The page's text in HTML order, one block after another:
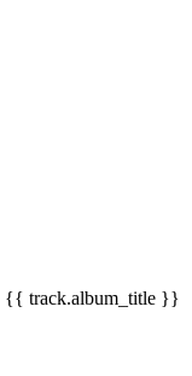
{{ track.album_title }}